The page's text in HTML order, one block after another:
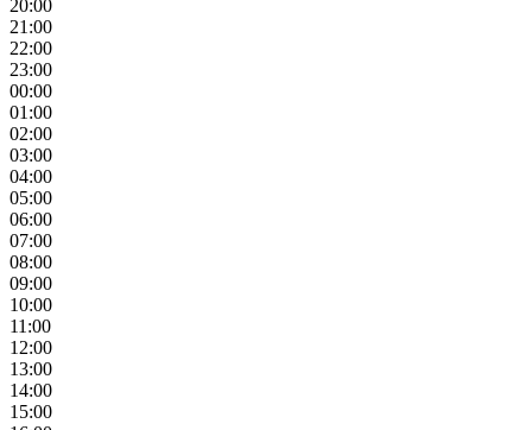
20:00
21:00
22:00
23:00
00:00
01:00
02:00
03:00
04:00
05:00
06:00
07:00
08:00
09:00
10:00
11:00
12:00
13:00
14:00
15:00